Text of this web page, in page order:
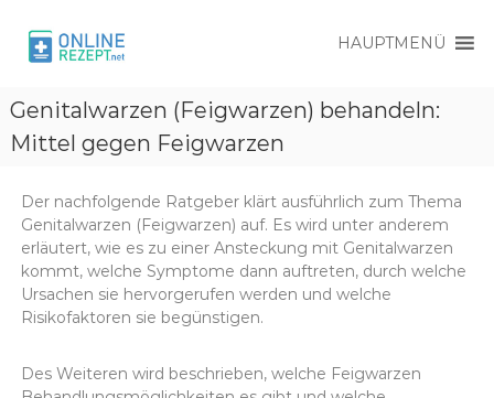
n
l
n
e
R
e
z
e
t
n
l
i
R
e
e
p
t
HAUPTMENÜ
Genitalwarzen (Feigwarzen) behandeln:
Mittel gegen Feigwarzen
Der nachfolgende Ratgeber klärt ausführlich zum Thema
Genitalwarzen (Feigwarzen) auf. Es wird unter anderem
erläutert, wie es zu einer Ansteckung mit Genitalwarzen
kommt, welche Symptome dann auftreten, durch welche
Ursachen sie hervorgerufen werden und welche
Risikofaktoren sie begünstigen.
Des Weiteren wird beschrieben, welche Feigwarzen